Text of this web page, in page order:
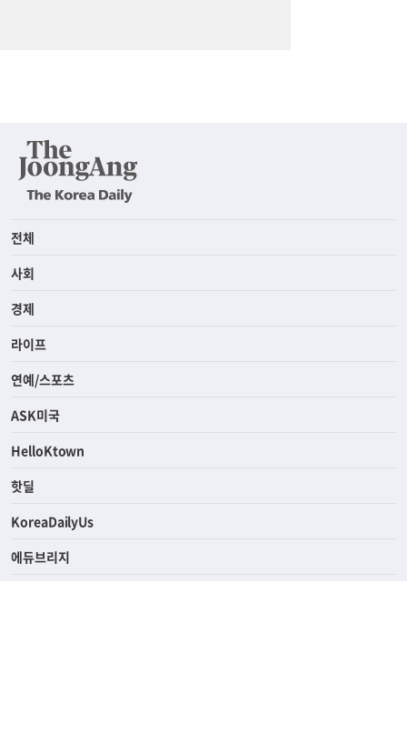
전체
사회
경제
라이프
연예/스포츠
ASK미국
HelloKtown
핫딜
KoreaDailyUs